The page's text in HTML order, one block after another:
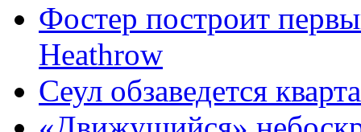
Фостер построит
Heathrow
Сеул обзаведется